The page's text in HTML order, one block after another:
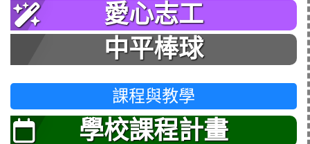
愛心志工
中平棒球
課程與教學
學校課程計畫